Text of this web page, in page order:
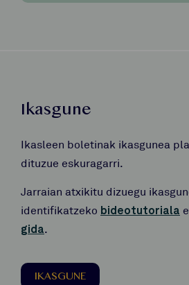
Ikasgune
Ikasleen boletinak ikasgunea
dituzue eskuragarri.
Jarraian atxikitu dizuegu
identifikatzeko bideotutoriala
gida.
IKASGUNE